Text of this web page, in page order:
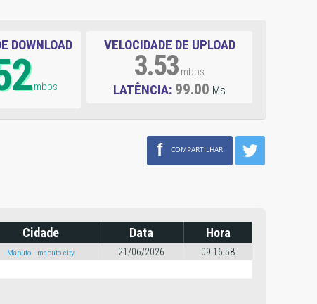
DOWNLOAD
mbps
VELOCIDADE DE UPLOAD
3.53 mbps
LATÊNCIA: 99.00 Ms
f COMPARTILHAR
Cidade Data Hora
Maputo - maputo city 21/06/2026 09:16:58